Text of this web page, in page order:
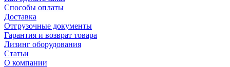
Способы оплаты
Доставка
Отгрузочные документы
Гарантия и возврат товара
Лизинг оборудования
Статьи
О компании